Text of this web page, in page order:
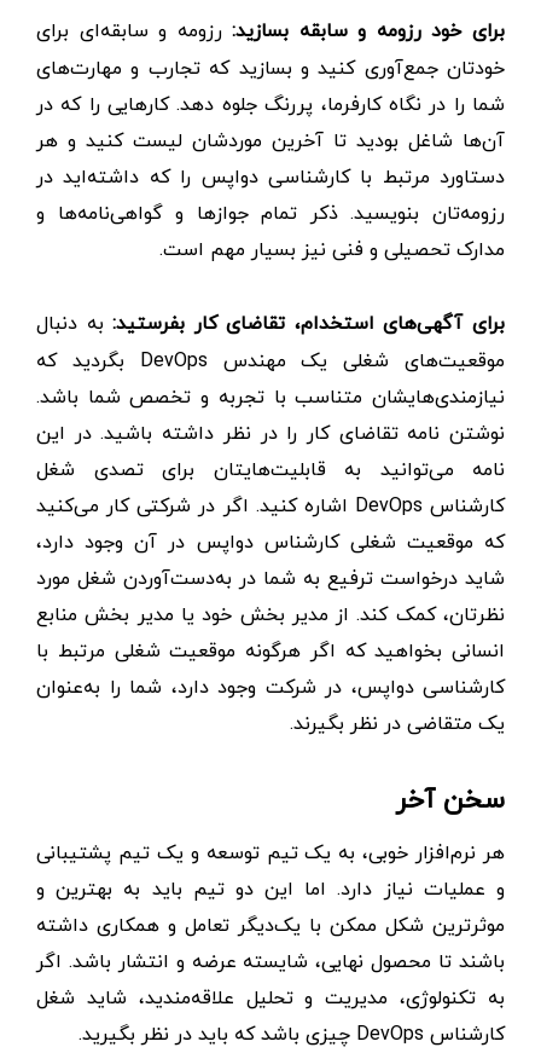
برای خود رزومه و سابقه بسازید:رزومه و سابقه‌ای برای
خودتان جمع‌آوری کنید و بسازید که تجارب و مهارت‌های
شما را در نگاه کارفرما، پررنگ جلوه دهد. کارهایی را که در
آن‌ها شاغل بودید تا آخرین موردشان لیست کنید و هر
دستاورد مرتبط با کارشناسی دواپس را که داشته‌اید در
رزومه‌تان بنویسید. ذکر تمام جوازها و گواهی‌نامه‌ها و
مدارک تحصیلی و فنی نیز بسیار مهم است.
برای آگهی‌های استخدام، تقاضای کار بفرستید:به دنبال
موقعیت‌های شغلی یک مهندس DevOps بگردید که
نیازمندی‌هایشان متناسب با تجربه و تخصص شما باشد.
نوشتن نامه تقاضای کار را در نظر داشته باشید. در این
نامه می‌توانید به قابلیت‌هایتان برای تصدی شغل
کارشناس DevOps اشاره کنید. اگر در شرکتی کار می‌کنید
که موقعیت شغلی کارشناس دواپس در آن وجود دارد،
شاید درخواست ترفیع به شما در به‌دست‌آوردن شغل مورد
نظرتان، کمک کند. از مدیر بخش خود یا مدیر بخش منابع
انسانی بخواهید که اگر هرگونه موقعیت شغلی مرتبط با
کارشناسی دواپس، در شرکت وجود دارد، شما را به‌عنوان
یک متقاضی در نظر بگیرند.
سخن آخر
هر نرم‌افزار خوبی، به یک تیم توسعه و یک تیم پشتیبانی
و عملیات نیاز دارد. اما این دو تیم باید به بهترین و
موثرترین شکل ممکن با یک‌دیگر تعامل و همکاری داشته
باشند تا محصول نهایی، شایسته عرضه و انتشار باشد. اگر
به تکنولوژی، مدیریت و تحلیل علاقه‌مندید، شاید شغل
کارشناس DevOps چیزی باشد که باید در نظر بگیرید.